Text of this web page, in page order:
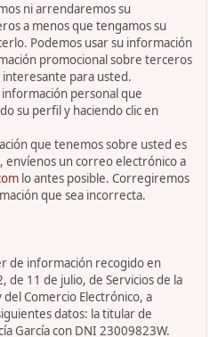
ni arrendaremos su
a menos que tengamos su
Podemos usar su información
promocional sobre terceros
para usted.
personal que
su perfil y haciendo clic en
que tenemos sobre usted es
envíenos un correo electrónico a
lo antes posible. Corregiremos
que sea incorrecta.
de información recogido en
de 11 de julio, de Servicios de la
Comercio Electrónico, a
datos: la titular de
García con DNI 23009823W.